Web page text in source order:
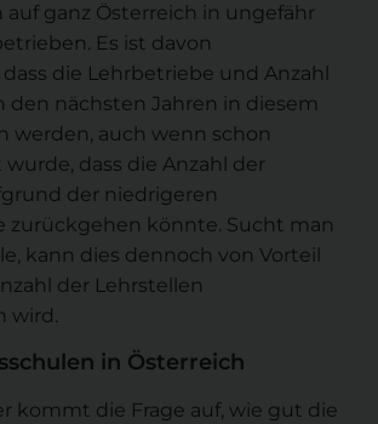
auf ganz Österreich in ungefähr
Es ist davon
die Lehrbetriebe und Anzahl
den nächsten Jahren in diesem
werden, auch wenn schon
dass die Anzahl der
der niedrigeren
zurückgehen könnte. Sucht man
kann dies dennoch von Vorteil
der Lehrstellen
wird.
in Österreich
kommt die Frage auf, wie gut die